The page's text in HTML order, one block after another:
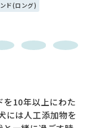
ド(ロング)
を10年以上にわた
には人工添加物を